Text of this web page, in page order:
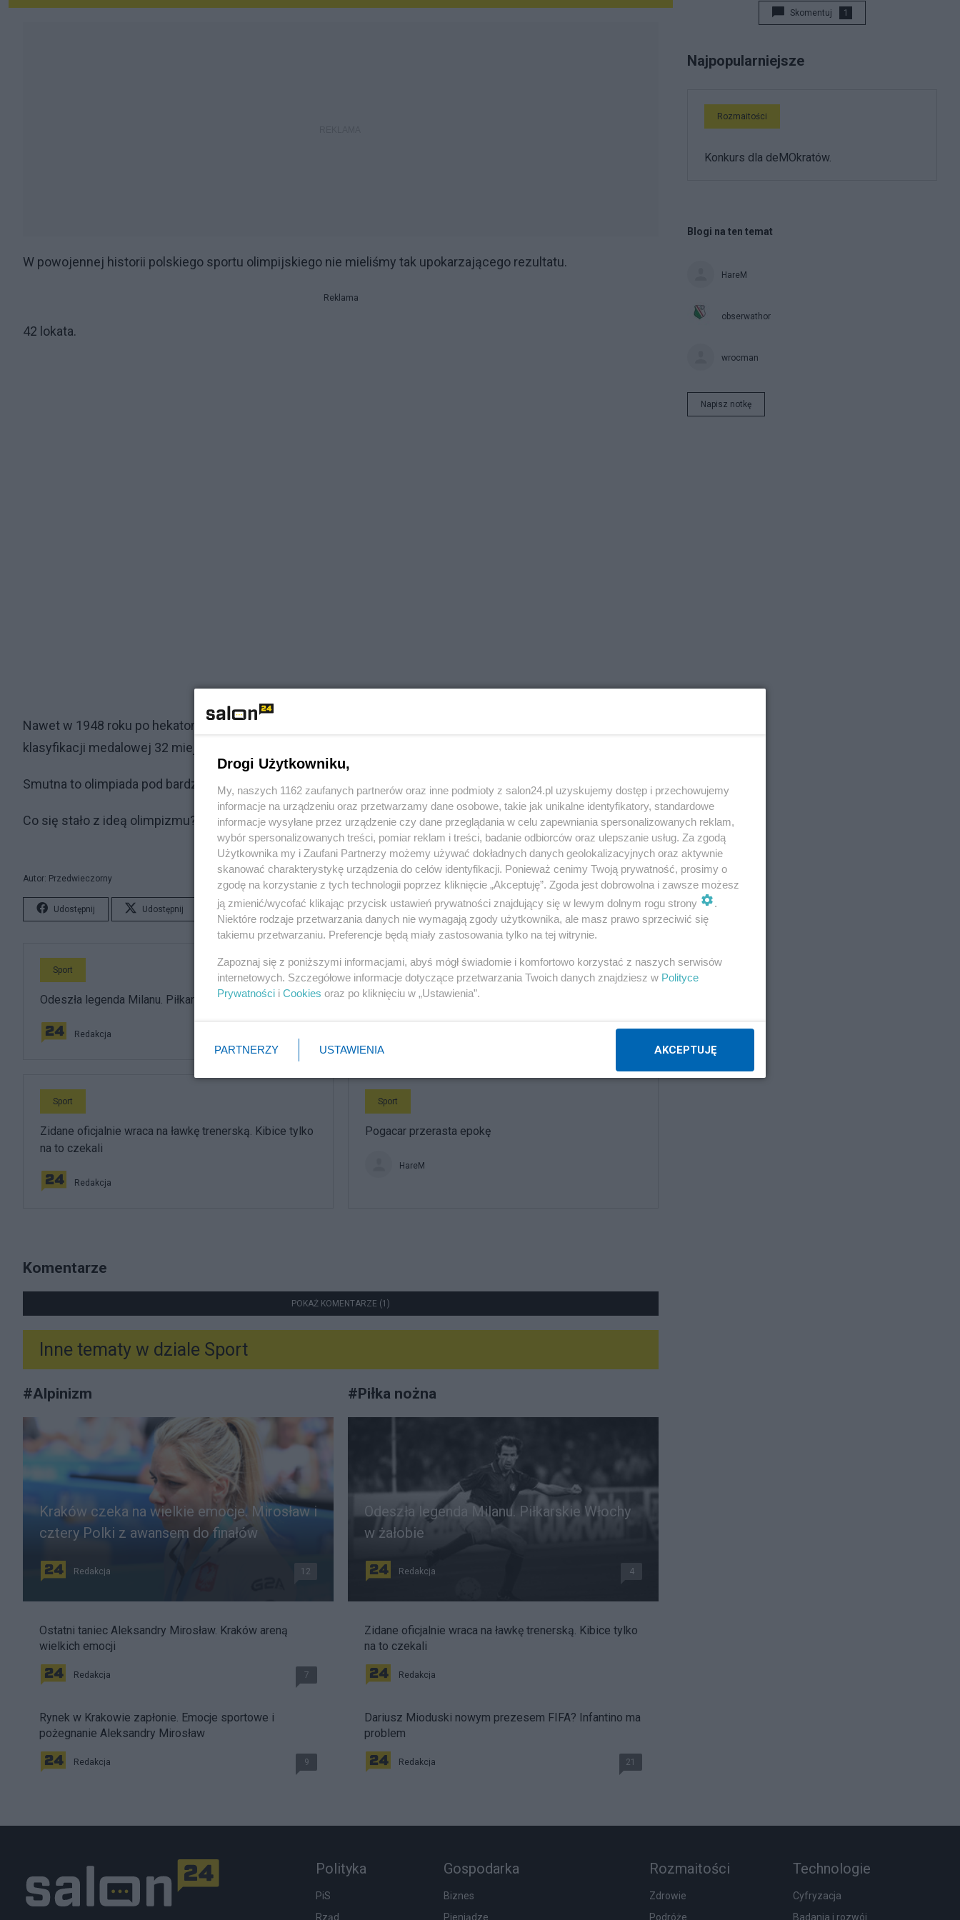
W powojennej historii polskiego sportu olimpijskiego nie mieliśmy tak upokarzającego rezultatu.
Reklama
42 lokata.
Nawet w 1948 roku po hekatombie napaści niemieckiej polska reprezentacja na olimpiadę w Londynie zajęła w
klasyfikacji medalowej 32 miejsce. A byliśmy przecież nawet na 6 miejscu w Kanadzie.
Smutna to olimpiada pod bardzo wieloma względami z powodu lewackiej polityki również.
Co się stało z ideą olimpizmu? Oj, Pierre de Coubertin nie leży spokojnie w grobie...
Autor: Przedwieczorny
Udostępnij Udostępnij Lubię to! Skomentuj 1 Obserwuj notkę
Sport
Odeszła legenda Milanu. Piłkarskie Włochy w żałobie
Redakcja
Sport
Lech Poznań niczym reprezentacja Francji
Sport
Zidane oficjalnie wraca na ławkę trenerską. Kibice tylko
na to czekali
Redakcja
Sport
Pogacar przerasta epokę
HareM
Komentarze
POKAŻ KOMENTARZE (1)
Inne tematy w dziale Sport
#Alpinizm
Kraków czeka na wielkie emocje. Mirosław i
cztery Polki z awansem do finałów
Redakcja 12
Ostatni taniec Aleksandry Mirosław. Kraków areną
wielkich emocji
Redakcja 7
Rynek w Krakowie zapłonie. Emocje sportowe i
pożegnanie Aleksandry Mirosław
Redakcja 9
#Piłka nożna
Odeszła legenda Milanu. Piłkarskie Włochy
w żałobie
Redakcja 4
Zidane oficjalnie wraca na ławkę trenerską. Kibice tylko
na to czekali
Redakcja
Dariusz Mioduski nowym prezesem FIFA? Infantino ma
problem
Redakcja 21
Skomentuj 1
Najpopularniejsze
Rozmaitości
Konkurs dla deMOkratów.
Blogi na ten temat
HareM
obserwathor
wrocman
Napisz notkę
Polityka
PiS
Rząd
Gospodarka
Biznes
Pieniądze
Rozmaitości
Zdrowie
Podróże
Technologie
Cyfryzacja
Badania i rozwój
Drogi Użytkowniku,
My, naszych 1162 zaufanych partnerów oraz inne podmioty z salon24.pl uzyskujemy dostęp i przechowujemy
informacje na urządzeniu oraz przetwarzamy dane osobowe, takie jak unikalne identyfikatory, standardowe
informacje wysyłane przez urządzenie czy dane przeglądania w celu zapewniania spersonalizowanych reklam,
wybór spersonalizowanych treści, pomiar reklam i treści, badanie odbiorców oraz ulepszanie usług. Za zgodą
Użytkownika my i Zaufani Partnerzy możemy używać dokładnych danych geolokalizacyjnych oraz aktywnie
skanować charakterystykę urządzenia do celów identyfikacji. Ponieważ cenimy Twoją prywatność, prosimy o
zgodę na korzystanie z tych technologii poprzez kliknięcie „Akceptuję”. Zgoda jest dobrowolna i zawsze możesz
ją zmienić/wycofać klikając przycisk ustawień prywatności znajdujący się w lewym dolnym rogu strony
.
Niektóre rodzaje przetwarzania danych nie wymagają zgody użytkownika, ale masz prawo sprzeciwić się
takiemu przetwarzaniu. Preferencje będą miały zastosowania tylko na tej witrynie.
Zapoznaj się z poniższymi informacjami, abyś mógł świadomie i komfortowo korzystać z naszych serwisów
internetowych. Szczegółowe informacje dotyczące przetwarzania Twoich danych znajdziesz w Polityce
Prywatności i Cookies oraz po kliknięciu w „Ustawienia”.
PARTNERZY USTAWIENIA AKCEPTUJĘ